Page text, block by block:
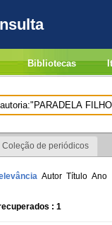
Bibliotecas
Coleção de periódicos
Autor Título Ano
: 1